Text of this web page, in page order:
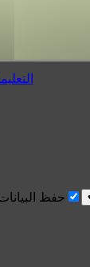
حفظ